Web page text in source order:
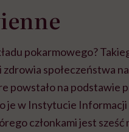
pokarmowego?
społeczeństwa
powstało na podstawie
je w Instytucie
członkami jest sześć